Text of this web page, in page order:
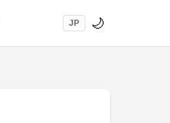
JP 🌙